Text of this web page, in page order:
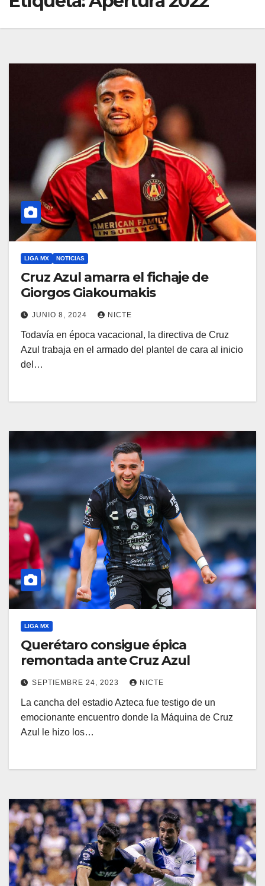
LIGA MX NOTICIAS
Cruz Azul amarra el fichaje de
Giorgos Giakoumakis
JUNIO 8, 2024 NICTE
Todavía en época vacacional, la directiva de Cruz
Azul trabaja en el armado del plantel de cara al inicio
del…
LIGA MX
Querétaro consigue épica
remontada ante Cruz Azul
SEPTIEMBRE 24, 2023 NICTE
La cancha del estadio Azteca fue testigo de un
emocionante encuentro donde la Máquina de Cruz
Azul le hizo los…